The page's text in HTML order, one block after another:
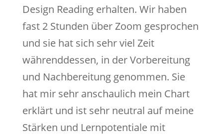
Design Reading erhalten. Wir haben
fast 2 Stunden über Zoom gesprochen
und sie hat sich sehr viel Zeit
währenddessen, in der Vorbereitung
und Nachbereitung genommen. Sie
hat mir sehr anschaulich mein Chart
erklärt und ist sehr neutral auf meine
Stärken und Lernpotentiale mit